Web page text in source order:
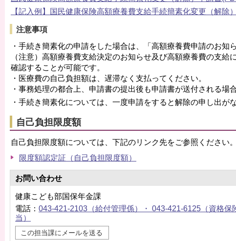
【記入例】国民健康保険高額療養費支給手続簡素化変更（解除
注意事項
・手続き簡素化の申請をした場合は、「高額療養費申請のお知
（注意）高額療養費支給決定のお知らせ及び高額療養費の支
確認することが可能です。
・医療費の自己負担額は、遅滞なく支払ってください。
・事務処理の都合上、申請書の提出後も申請書が送付される場
・手続き簡素化については、一度申請をすると解除の申し出が
自己負担限度額
自己負担限度額については、下記のリンク先をご参照ください。
限度額認定証（自己負担限度額）
お問い合わせ
健康こども部国保年金課
電話： 043-421-2103（給付管理係）・ 043-421-6125（資格
当）
この担当課にメールを送る